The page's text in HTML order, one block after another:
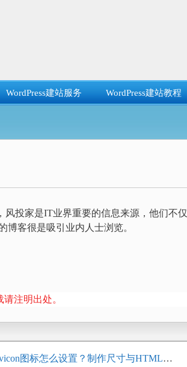
WordPress建站服务 WordPress建站教程
投家是IT业界重要的信息来源，他们不仅
客很是吸引业内人士浏览。
注明出处。
图标怎么设置？制作尺寸与HTML添